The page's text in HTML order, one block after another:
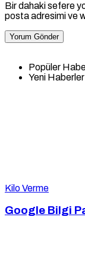
Bir dahaki sefere
posta adresimi ve
Yorum Gönder
Popüler
Yeni Haberler
Kilo Verme
Google Bilgi